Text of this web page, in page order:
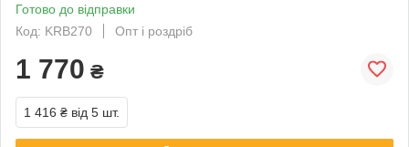
Готово до відправки
Код: KRB270
Опт і роздріб
1 770 ₴
1 416 ₴ від 5 шт.